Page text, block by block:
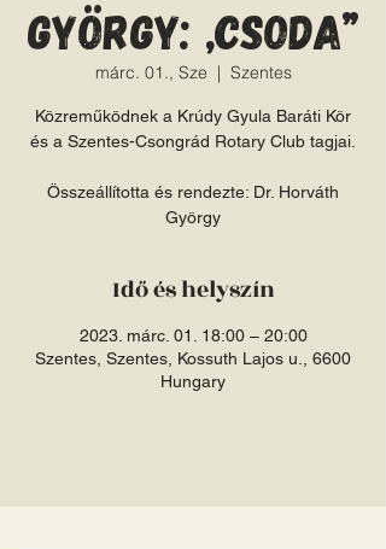
György: „Csoda”
márc. 01., Sze
  |
Szentes
Közreműködnek a Krúdy Gyula Baráti Kör
és a Szentes-Csongrád Rotary Club tagjai.
Összeállította és rendezte: Dr. Horváth
György
Idő és helyszín
2023. márc. 01. 18:00 – 20:00
Szentes, Szentes, Kossuth Lajos u., 6600
Hungary